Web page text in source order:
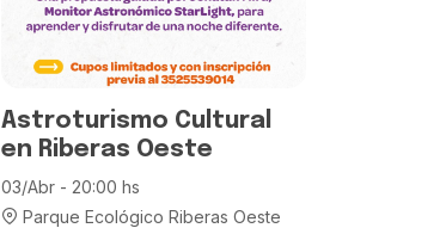
Astroturismo Cultural
en Riberas Oeste
03/Abr - 20:00 hs
Parque Ecológico Riberas Oeste